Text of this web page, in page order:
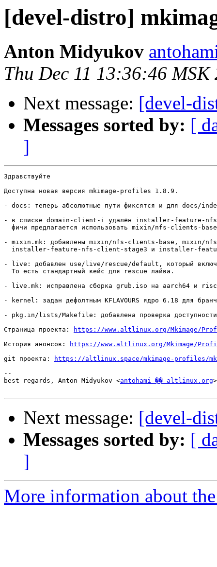
[devel-distro]
Anton Midyukov
Thu Dec 11 13:36:46 MSK
Next message: [devel-
Messages sorted by: [
]
Здравствуйте
Доступна новая версия mkimage-profiles 1.8.9.
- docs: теперь абсолютные пути фиксятся и для docs/
- в списке domain-client-i удалён installer-feature-
фичи предлагается использовать mixin/nfs-clients-
- mixin.mk: добавлены mixin/nfs-clients-base, mixin/nfs-
installer-feature-nfs-client-stage3 и installer-
- live: добавлен use/live/rescue/default, который
  То есть стандартный кейс для rescue лайва.
- live.mk: исправлена сборка grub.iso на aarch64 и
- kernel: задан дефолтным KFLAVOURS ядро 6.18 для
- pkg.in/lists/Makefile: добавлена проверка доступности
Страница проекта:
https://www.altlinux.org/Mkimage/
История анонсов:
https://www.altlinux.org/Mkimage/
git проекта:
https://altlinux.space/mkimage-profiles/
--
best regards, Anton Midyukov <antohami �� altlinux.org>
Next message: [devel-
Messages sorted by: [
]
More information about